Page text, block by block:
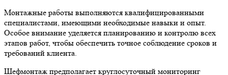
Монтажные работы выполняются квалифицированными
специалистами, имеющими необходимые навыки и опыт.
Особое внимание уделяется планированию и контролю всех
этапов работ, чтобы обеспечить точное соблюдение сроков и
требований клиента.
Шефмонтаж предполагает круглосуточный мониторинг